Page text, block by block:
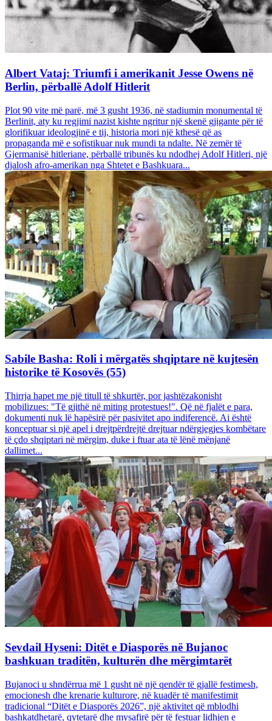
Albert Vataj: Triumfi i amerikanit Jesse Owens në
Berlin, përballë Adolf Hitlerit
Plot 90 vite më parë, më 3 gusht 1936, në stadiumin monumental të
Berlinit, aty ku regjimi nazist kishte ngritur një skenë gjigante për të
glorifikuar ideologjinë e tij, historia mori një kthesë që as
propaganda më e sofistikuar nuk mundi ta ndalte. Në zemër të
Gjermanisë hitleriane, përballë tribunës ku ndodhej Adolf Hitleri, një
djalosh afro-amerikan nga Shtetet e Bashkuara...
Sabile Basha: Roli i mërgatës shqiptare në kujtesën
historike të Kosovës (55)
Thirrja hapet me një titull të shkurtër, por jashtëzakonisht
mobilizues: "Të gjithë në miting protestues!". Që në fjalët e para,
dokumenti nuk lë hapësirë për pasivitet apo indiferencë. Ai është
konceptuar si një apel i drejtpërdrejtë drejtuar ndërgjegjes kombëtare
të çdo shqiptari në mërgim, duke i ftuar ata të lënë mënjanë
dallimet...
Sevdail Hyseni: Ditët e Diasporës në Bujanoc
bashkuan traditën, kulturën dhe mërgimtarët
Bujanoci u shndërrua më 1 gusht në një qendër të gjallë festimesh,
emocionesh dhe krenarie kulturore, në kuadër të manifestimit
tradicional “Ditët e Diasporës 2026”, një aktivitet që mblodhi
bashkatdhetarë, qytetarë dhe mysafirë për të festuar lidhjen e